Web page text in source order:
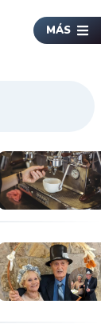
MÁS